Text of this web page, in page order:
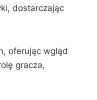
dostarczając
oferując wgląd
gracza,